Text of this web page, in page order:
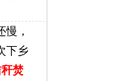
，
下乡
焚